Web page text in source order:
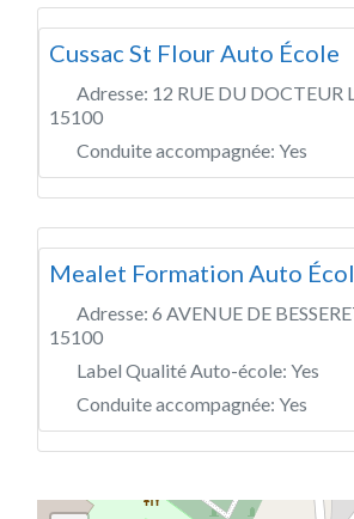
Cussac St Flour Auto École
Adresse: 12 RUE DU DOCTEUR
15100
Conduite accompagnée: Yes
Mealet Formation Auto
Adresse: 6 AVENUE DE
15100
Label Qualité Auto-école: Yes
Conduite accompagnée: Yes